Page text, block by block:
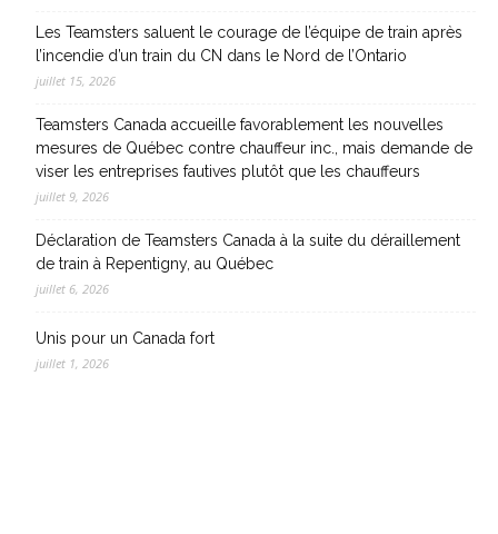
Les Teamsters saluent le courage de l’équipe de train après
l’incendie d’un train du CN dans le Nord de l’Ontario
juillet 15, 2026
Teamsters Canada accueille favorablement les nouvelles
mesures de Québec contre chauffeur inc., mais demande de
viser les entreprises fautives plutôt que les chauffeurs
juillet 9, 2026
Déclaration de Teamsters Canada à la suite du déraillement
de train à Repentigny, au Québec
juillet 6, 2026
Unis pour un Canada fort
juillet 1, 2026